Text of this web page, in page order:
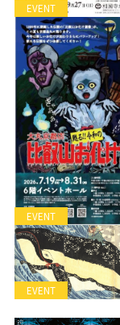
EVENT
EVENT
EVENT